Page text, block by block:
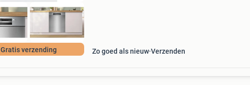
Gratis verzending Zo goed als nieuw Verzenden